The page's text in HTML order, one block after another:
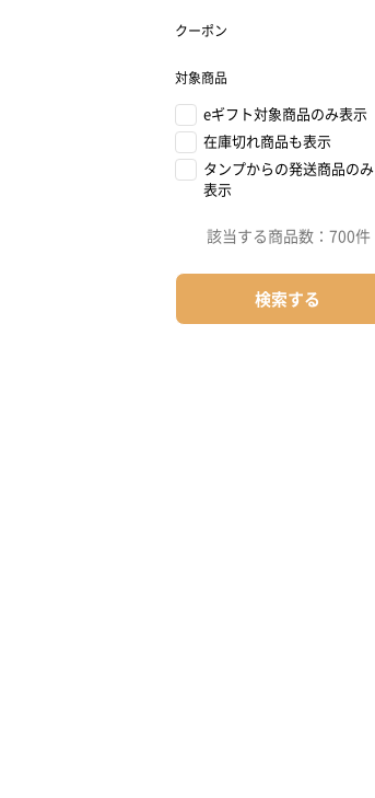
クーポン
対象商品
eギフト対象商品のみ表示
在庫切れ商品も表示
タンプからの発送商品のみ
表示
該当する商品数： 700件
検索する